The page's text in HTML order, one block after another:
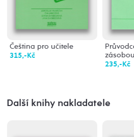
Čeština pro učitele
315,-Kč
zásobou
235,-Kč
Další knihy nakladatele